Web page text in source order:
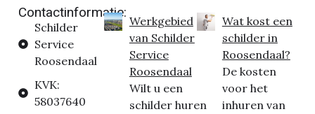
Contactinformatie:
Schilder
Service
Roosendaal
KVK:
58037640
Werkgebied
van Schilder
Service
Roosendaal
Wilt u een
schilder huren
Wat kost een
schilder in
Roosendaal?
De kosten
voor het
inhuren van